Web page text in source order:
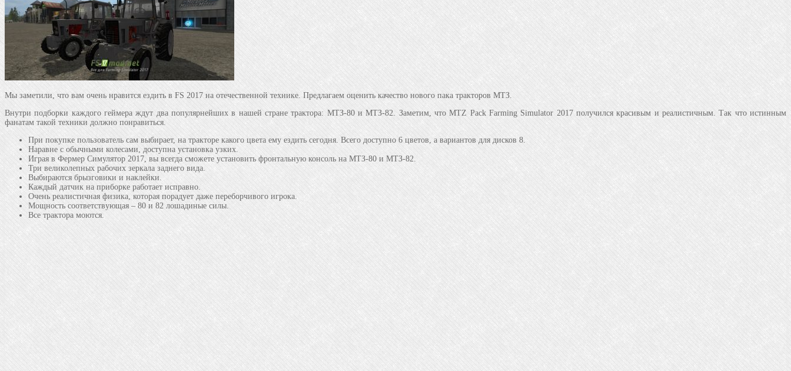
Мы заметили, что вам очень нравится ездить в FS 2017 на отечественной технике. Предлагаем оценить качество нового пака тракторов МТЗ.
Внутри подборки каждого геймера ждут два популярнейших в нашей стране трактора: МТЗ-80 и МТЗ-82. Заметим, что MTZ Pack Farming Simulator 2017 получился красивым и реалистичным. Так что истинным
фанатам такой техники должно понравиться.
При покупке пользователь сам выбирает, на тракторе какого цвета ему ездить сегодня. Всего доступно 6 цветов, а вариантов для дисков 8.
Наравне с обычными колесами, доступна установка узких.
Играя в Фермер Симулятор 2017, вы всегда сможете установить фронтальную консоль на МТЗ-80 и МТЗ-82.
Три великолепных рабочих зеркала заднего вида.
Выбираются брызговики и наклейки.
Каждый датчик на приборке работает исправно.
Очень реалистичная физика, которая порадует даже переборчивого игрока.
Мощность соответствующая – 80 и 82 лошадиные силы.
Все трактора моются.